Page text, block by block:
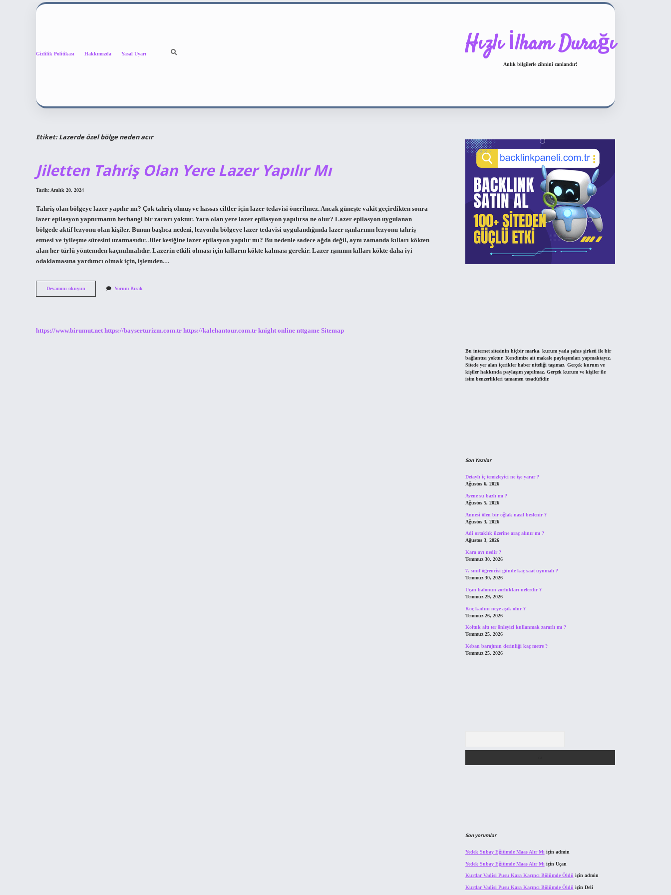
Gizlilik Politikası Hakkımızda Yasal Uyarı Hızlı İlham Durağı
Anlık bilgilerle zihnini canlandır!
Etiket:Lazerde özel bölge neden acır
Jiletten Tahriş Olan Yere Lazer Yapılır Mı
Tarih: Aralık 20, 2024
Tahriş olan bölgeye lazer yapılır mı? Çok tahriş olmuş ve hassas ciltler için lazer tedavisi önerilmez. Ancak güneşte vakit geçirdikten sonra
lazer epilasyon yaptırmanın herhangi bir zararı yoktur. Yara olan yere lazer epilasyon yapılırsa ne olur? Lazer epilasyon uygulanan
bölgede aktif lezyonu olan kişiler. Bunun başlıca nedeni, lezyonlu bölgeye lazer tedavisi uygulandığında lazer ışınlarının lezyonu tahriş
etmesi ve iyileşme süresini uzatmasıdır. Jilet kesiğine lazer epilasyon yapılır mı? Bu nedenle sadece ağda değil, aynı zamanda kılları kökten
alan her türlü yöntemden kaçınılmalıdır. Lazerin etkili olması için kılların kökte kalması gerekir. Lazer ışınının kılları kökte daha iyi
odaklamasına yardımcı olmak için, işlemden…
Devamını okuyun
Tahriş
Mı
Yorum Bırak
https://www.birumut.net https://bayserturizm.com.tr https://kalehantour.com.tr knight online nttgame Sitemap
Bu internet sitesinin hiçbir marka, kurum yada şahıs şirketi ile bir
bağlantısı yoktur. Kendimize ait makale paylaşımları yapmaktayız.
Sitede yer alan içerikler haber niteliği taşımaz. Gerçek kurum ve
kişiler hakkında paylaşım yapılmaz. Gerçek kurum ve kişiler ile
isim benzerlikleri tamamen tesadüfidir.
Son Yazılar
Detaylı iç temizleyici ne işe yarar ?
Ağustos 6, 2026
Avene su bazlı mı ?
Ağustos 5, 2026
Annesi ölen bir oğlak nasıl beslenir ?
Ağustos 3, 2026
Adi ortaklık üzerine araç alınır mı ?
Ağustos 3, 2026
Kara avı nedir ?
Temmuz 30, 2026
7. sınıf öğrencisi günde kaç saat uyumalı ?
Temmuz 30, 2026
Uçan balonun zorlukları nelerdir ?
Temmuz 29, 2026
Koç kadını neye aşık olur ?
Temmuz 26, 2026
Koltuk altı ter önleyici kullanmak zararlı mı ?
Temmuz 25, 2026
Keban barajının derinliği kaç metre ?
Temmuz 25, 2026
Son yorumlar
Yedek Subay Eğitimde Maaş Alır Mı için admin
Yedek Subay Eğitimde Maaş Alır Mı için Uçan
Kurtlar Vadisi Pusu Kara Kaçıncı Bölümde Öldü için admin
Kurtlar Vadisi Pusu Kara Kaçıncı Bölümde Öldü için Deli